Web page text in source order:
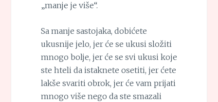
„manje je više“.
Sa manje sastojaka, dobićete
ukusnije jelo, jer će se ukusi složiti
mnogo bolje, jer će se svi ukusi koje
ste hteli da istaknete osetiti, jer ćete
lakše svariti obrok, jer će vam prijati
mnogo više nego da ste smazali